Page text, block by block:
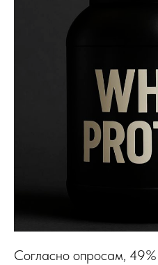
Согласно опросам,